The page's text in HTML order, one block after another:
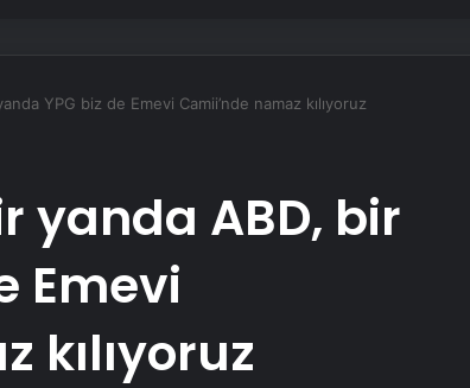
YPG biz de Emevi Camii’nde namaz kılıyoruz
yanda ABD, bir
Emevi
kılıyoruz